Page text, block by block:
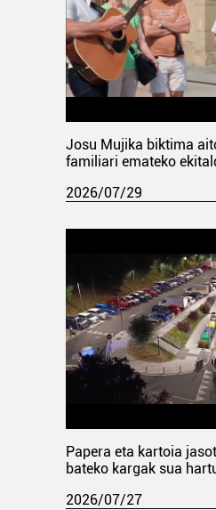
Josu Mujika biktima
familiari emateko
2026/07/29
Papera eta kartoia
bateko kargak sua
2026/07/27